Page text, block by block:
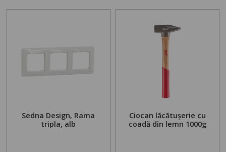
Sedna Design, Rama
tripla, alb
Ciocan lăcătușerie cu
coadă din lemn 1000g